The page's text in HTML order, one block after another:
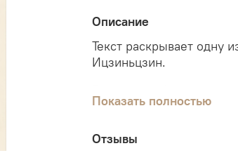
Описание
Текст раскрывает одну
Ицзиньцзин.
корни в Китае и со
Показать полностью
Отзывы